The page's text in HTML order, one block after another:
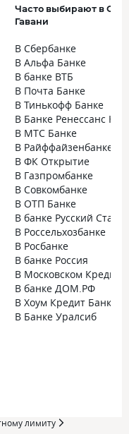
Часто выбирают в
Гавани
В Сбербанке
В Альфа Банке
В банке ВТБ
В Почта Банке
В Тинькофф Банке
В Банке Ренессанс
В МТС Банке
В Райффайзенбанке
В ФК Открытие
В Газпромбанке
В Совкомбанке
В ОТП Банке
В банке Русский
В Россельхозбанке
В Росбанке
В банке Россия
В Московском
В банке ДОМ.РФ
В Хоум Кредит Банке
В Банке Уралсиб
лимиту